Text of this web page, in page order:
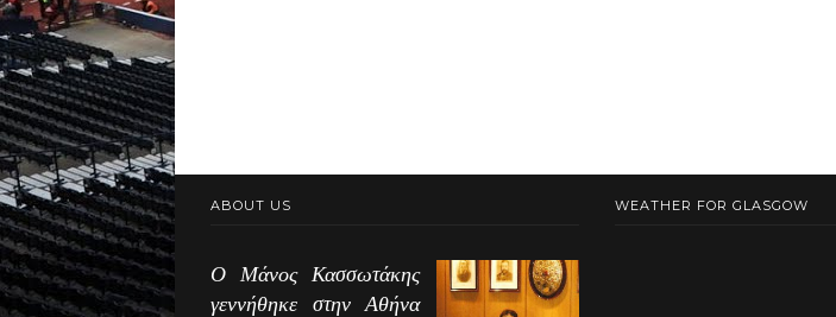
ABOUT US
Ο Μάνος Κασσωτάκης
γεννήθηκε στην Αθήνα
WEATHER FOR GLASGOW